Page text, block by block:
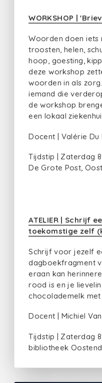
WORKSHOP |
Woorden doen iets
troosten, helen,
hoop, goesting,
deze workshop
woorden in als
iemand die
de workshop
een lokaal
Docent | Valérie
Tijdstip | Zaterdag
De Grote Post,
ATELIER | Schrijf
toekomstige zelf
Schrijf voor jezelf
dagboekfragment
eraan kan
rood is en je
chocolademelk met
Docent | Michiel
Tijdstip | Zaterdag
bibliotheek